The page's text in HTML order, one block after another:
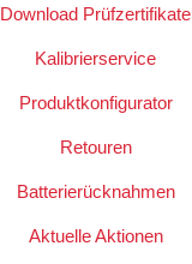
Download Prüfzertifikate
Kalibrierservice
Produktkonfigurator
Retouren
Batterierücknahmen
Aktuelle Aktionen